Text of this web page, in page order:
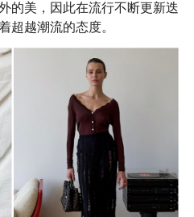
的美，因此在流行不断更新迭
超越潮流的态度。